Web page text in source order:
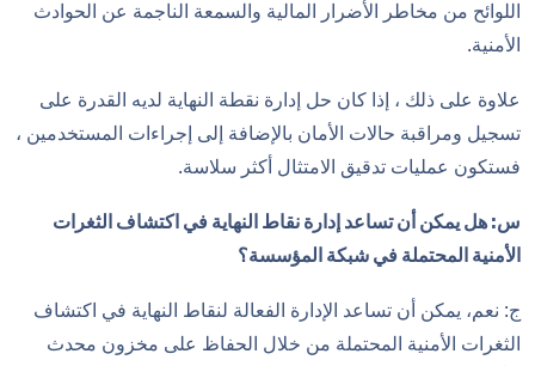
اللوائح من مخاطر الأضرار المالية والسمعة الناجمة عن الحوادث
الأمنية.
علاوة على ذلك ، إذا كان حل إدارة نقطة النهاية لديه القدرة على
تسجيل ومراقبة حالات الأمان بالإضافة إلى إجراءات المستخدمين ،
فستكون عمليات تدقيق الامتثال أكثر سلاسة.
س: هل يمكن أن تساعد إدارة نقاط النهاية في اكتشاف الثغرات
الأمنية المحتملة في شبكة المؤسسة؟
ج: نعم، يمكن أن تساعد الإدارة الفعالة لنقاط النهاية في اكتشاف
الثغرات الأمنية المحتملة من خلال الحفاظ على مخزون محدث